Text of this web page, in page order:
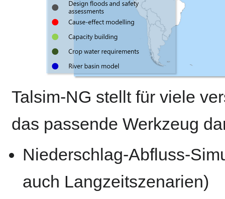
Talsim-NG stellt für viele
das passende Werkzeug
Niederschlag-Abfluss-
auch Langzeitszenarien)